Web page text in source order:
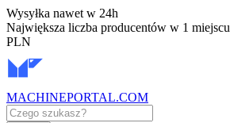
Wysyłka nawet w 24h
Największa liczba producentów w 1 miejscu
PLN
MACHINEPORTAL.COM